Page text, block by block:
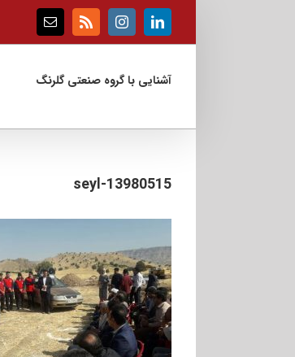
LinkedIn
Instagram
Rss
Email
آشنایی با گروه صنعتی گلرنگ
13980515-seyl